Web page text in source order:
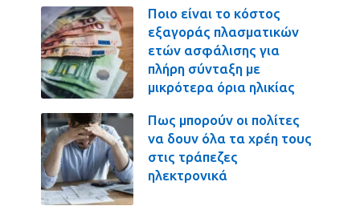
Ποιο είναι το κόστος
εξαγοράς πλασματικών
ετών ασφάλισης για
πλήρη σύνταξη με
μικρότερα όρια ηλικίας
Πως μπορούν οι πολίτες
να δουν όλα τα χρέη τους
στις τράπεζες
ηλεκτρονικά